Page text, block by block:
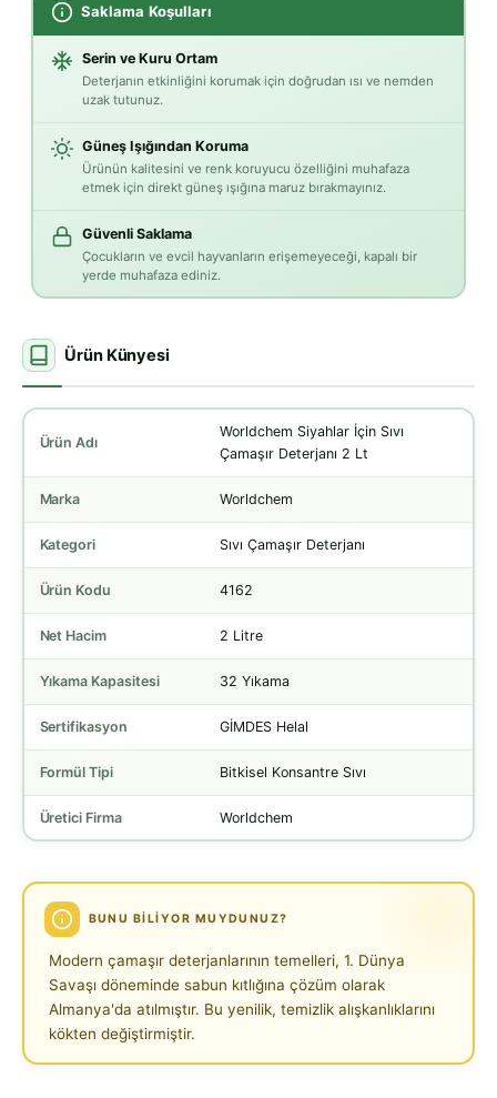
Saklama Koşulları
Serin ve Kuru Ortam
Deterjanın etkinliğini korumak için doğrudan ısı ve nemden
uzak tutunuz.
Güneş Işığından Koruma
Ürünün kalitesini ve renk koruyucu özelliğini muhafaza
etmek için direkt güneş ışığına maruz bırakmayınız.
Güvenli Saklama
Çocukların ve evcil hayvanların erişemeyeceği, kapalı bir
yerde muhafaza ediniz.
Ürün Künyesi
Ürün Adı
Worldchem Siyahlar İçin Sıvı
Çamaşır Deterjanı 2 Lt
Marka Worldchem
Kategori Sıvı Çamaşır Deterjanı
Ürün Kodu 4162
Net Hacim 2 Litre
Yıkama Kapasitesi 32 Yıkama
Sertifikasyon GİMDES Helal
Formül Tipi Bitkisel Konsantre Sıvı
Üretici Firma Worldchem
BUNU BILIYOR MUYDUNUZ?
Modern çamaşır deterjanlarının temelleri, 1. Dünya
Savaşı döneminde sabun kıtlığına çözüm olarak
Almanya'da atılmıştır. Bu yenilik, temizlik alışkanlıklarını
kökten değiştirmiştir.